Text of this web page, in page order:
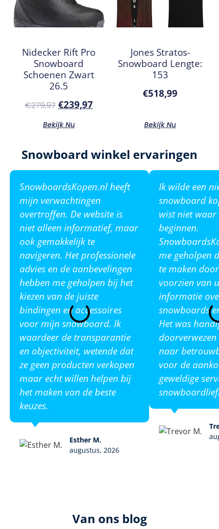
Nidecker Rift Pro
Snowboard
Schoenen Zwart
26.5
€279,97 €239,97
Bekijk Nu
Jones Stratos-
Snowboard Lengte:
153
€518,99
Bekijk Nu
Snowboard winkel ervaringen
SnowboardsKopen.nl heeft
mijn verwachtingen
overtroffen. De website is
niet alleen informatief, maar
ook gemakkelijk te
navigeren. Het professionele
advies en de aanbevelingen
hebben me geholpen bij het
kiezen van de juiste
bindingen en accessoires
voor mijn snowboard. Ik
waardeer de transparantie
en objectiviteit, wetende dat
ze geen producten verkopen
maar echt willen helpen bij
het maken van de beste
keuzes.
Esther M.
augustus, 2026
Ik wilde een
snowboard
wist niet waar
beginnen.
me geholpen
te maken
voorzien van
informatie
snowboards
Het was
naar
voor de
geweldige
Van ons blog